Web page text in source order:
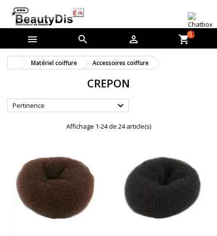
   shopping_cart0
Matériel coiffure Accessoires coiffure
CREPON
Pertinence 
Affichage 1-24 de 24 article(s)